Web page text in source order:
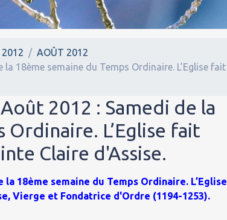
2012
AOÛT 2012
18ème semaine du Temps Ordinaire. L’Eglise fait
2012 : Samedi de la
Ordinaire. L’Eglise fait
Claire d'Assise.
18ème semaine du Temps Ordinaire. L’Eglise
Vierge et Fondatrice d'Ordre (1194-1253).